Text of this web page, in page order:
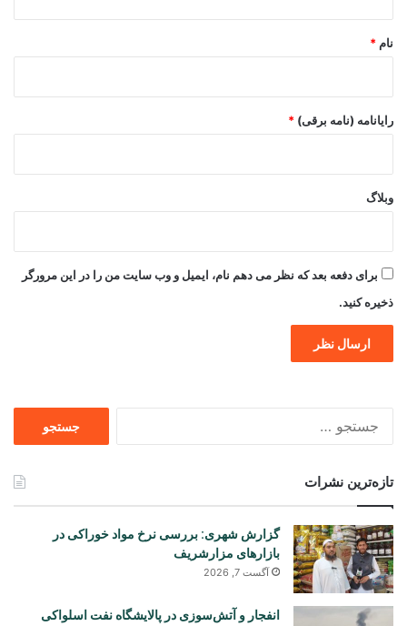
نام *
رایانامه (نامه برقی) *
وبلاگ
برای دفعه بعد که نظر می دهم نام، ایمیل و وب سایت من را در این مرورگر
ذخیره کنید.
تازه‌ترین نشرات
گزارش شهری: بررسی نرخ مواد خوراکی در
بازارهای مزارشریف
آگست 7, 2026
انفجار و آتش‌سوزی در پالایشگاه نفت اسلواکی